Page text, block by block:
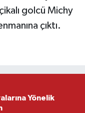
golcü Michy
çıktı.
Yönelik